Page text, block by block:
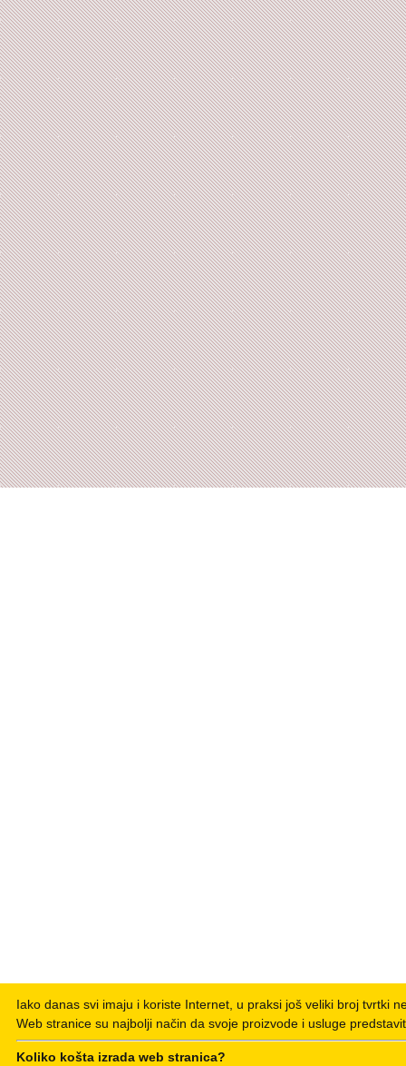
Iako danas svi imaju i koriste Internet, u praksi još veliki broj tvrtki
Web stranice su najbolji način da svoje proizvode i usluge
Koliko košta izrada web stranica?